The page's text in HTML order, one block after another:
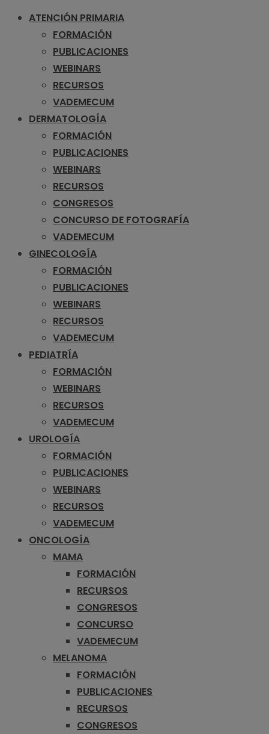
ATENCIÓN PRIMARIA
FORMACIÓN
PUBLICACIONES
WEBINARS
RECURSOS
VADEMECUM
DERMATOLOGÍA
FORMACIÓN
PUBLICACIONES
WEBINARS
RECURSOS
CONGRESOS
CONCURSO DE FOTOGRAFÍA
VADEMECUM
GINECOLOGÍA
FORMACIÓN
PUBLICACIONES
WEBINARS
RECURSOS
VADEMECUM
PEDIATRÍA
FORMACIÓN
WEBINARS
RECURSOS
VADEMECUM
UROLOGÍA
FORMACIÓN
PUBLICACIONES
WEBINARS
RECURSOS
VADEMECUM
ONCOLOGÍA
MAMA
FORMACIÓN
RECURSOS
CONGRESOS
CONCURSO
VADEMECUM
MELANOMA
FORMACIÓN
PUBLICACIONES
RECURSOS
CONGRESOS